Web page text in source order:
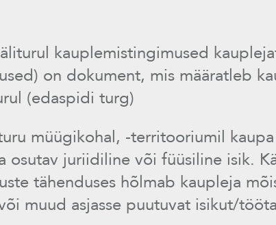
kauplemistingimused
on dokument, mis määratleb
(edaspidi turg)
müügikohal, -territooriumil
osutav juriidiline või füüsiline isik.
tähenduses hõlmab kaupleja
muud asjasse puutuvat isikut/